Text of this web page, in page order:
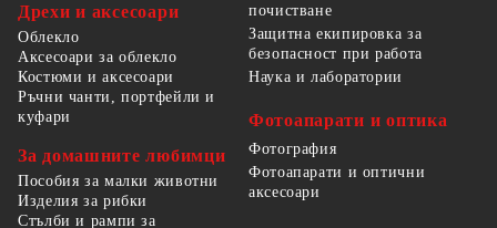
Дрехи и аксесоари
Облекло
Аксесоари за облекло
Костюми и аксесоари
Ръчни чанти, портфейли и
куфари
За домашните любимци
Пособия за малки животни
Изделия за рибки
Стълби и рампи за
почистване
Защитна екипировка за
безопасност при работа
Наука и лаборатории
Фотоапарати и оптика
Фотография
Фотоапарати и оптични
аксесоари